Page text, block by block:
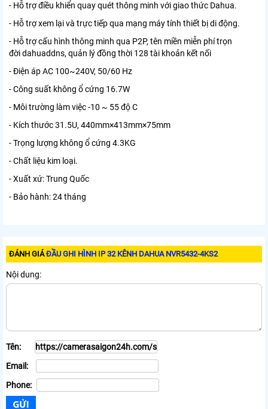
- Hỗ trợ điều khiển quay quét thông minh với giao thức Dahua.
- Hỗ trợ xem lại và trực tiếp qua mạng máy tính thiết bị di động.
- Hỗ trợ cấu hình thông minh qua P2P, tên miền miễn phí trọn
đời dahuaddns, quản lý đồng thời 128 tài khoản kết nối
- Điện áp AC 100~240V, 50/60 Hz
- Công suất không ổ cứng 16.7W
- Môi trường làm việc -10 ~ 55 độ C
- Kích thước 31.5U, 440mm×413mm×75mm
- Trọng lượng không ổ cứng 4.3KG
- Chất liệu kim loại.
- Xuất xứ: Trung Quốc
- Bảo hành: 24 tháng
ĐÁNH GIÁĐẦU GHI HÌNH IP 32 KÊNH DAHUA NVR5432-4KS2
Nội dung:
Tên:
Email:
Phone: